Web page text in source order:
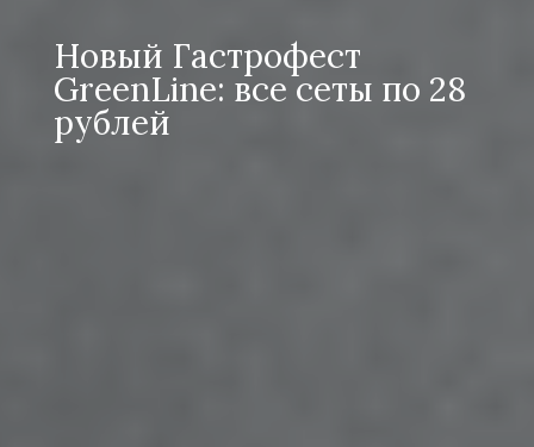
Новый Гастрофест
GreenLine: все сеты по 28
рублей